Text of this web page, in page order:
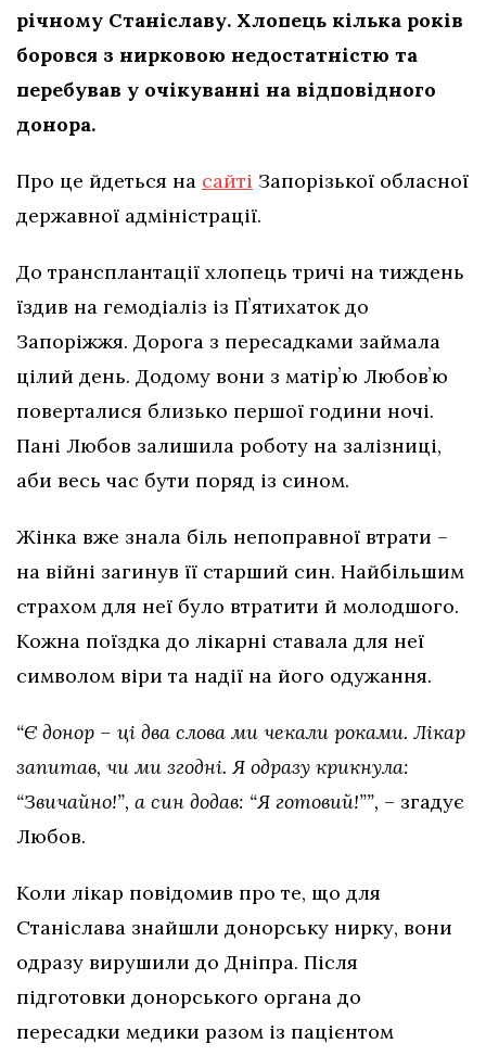
річному Станіславу. Хлопець кілька років
боровся з нирковою недостатністю та
перебував у очікуванні на відповідного
донора.
Про це йдеться на сайті Запорізької обласної
державної адміністрації.
До трансплантації хлопець тричі на тиждень
їздив на гемодіаліз із Пʼятихаток до
Запоріжжя. Дорога з пересадками займала
цілий день. Додому вони з матірʼю Любовʼю
поверталися близько першої години ночі.
Пані Любов залишила роботу на залізниці,
аби весь час бути поряд із сином.
Жінка вже знала біль непоправної втрати –
на війні загинув її старший син. Найбільшим
страхом для неї було втратити й молодшого.
Кожна поїздка до лікарні ставала для неї
символом віри та надії на його одужання.
“Є донор – ці два слова ми чекали роками. Лікар
запитав, чи ми згодні. Я одразу крикнула:
“Звичайно!”, а син додав: “Я готовий!””, – згадує
Любов.
Коли лікар повідомив про те, що для
Станіслава знайшли донорську нирку, вони
одразу вирушили до Дніпра. Після
підготовки донорського органа до
пересадки медики разом із пацієнтом